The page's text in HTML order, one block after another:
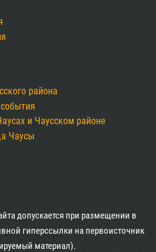
района
и Чаусском районе
Чаусы
допускается при размещении в
гиперссылки на первоисточник
материал).